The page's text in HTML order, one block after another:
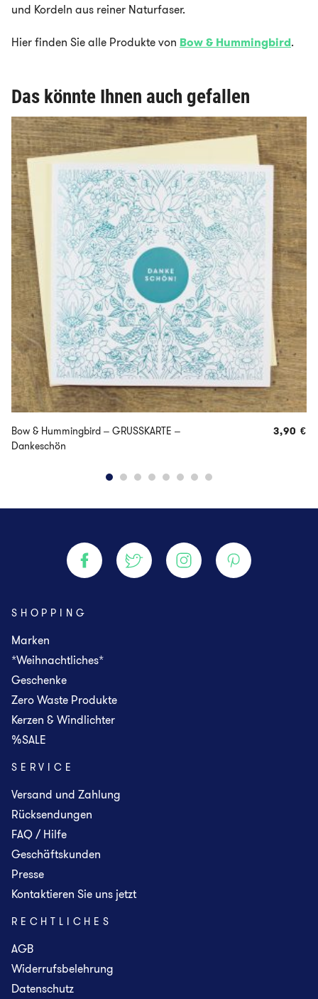
und Kordeln aus reiner Naturfaser.
Hier finden Sie alle Produkte von Bow & Hummingbird.
Das könnte Ihnen auch gefallen
Bow & Hummingbird – GRUSSKARTE –
Dankeschön
3,90 €
SHOPPING
Marken
*Weihnachtliches*
Geschenke
Zero Waste Produkte
Kerzen & Windlichter
%SALE
SERVICE
Versand und Zahlung
Rücksendungen
FAQ / Hilfe
Geschäftskunden
Presse
Kontaktieren Sie uns jetzt
RECHTLICHES
AGB
Widerrufsbelehrung
Datenschutz